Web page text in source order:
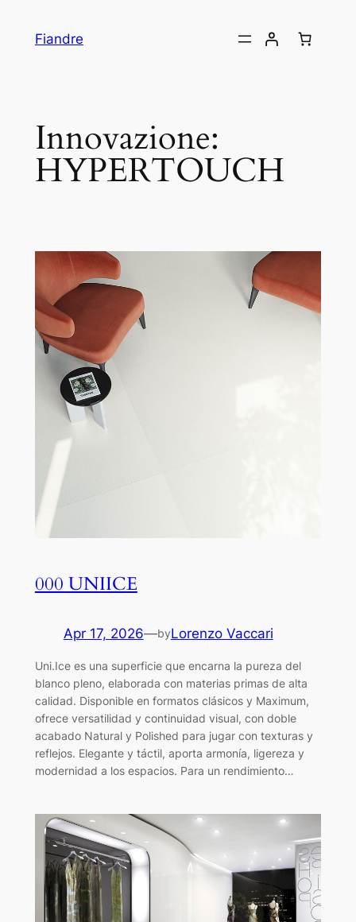
Fiandre
Innovazione:
HYPERTOUCH
000 UNIICE
Apr 17, 2026—byLorenzo Vaccari
Uni.Ice es una superficie que encarna la pureza del
blanco pleno, elaborada con materias primas de alta
calidad. Disponible en formatos clásicos y Maximum,
ofrece versatilidad y continuidad visual, con doble
acabado Natural y Polished para jugar con texturas y
reflejos. Elegante y táctil, aporta armonía, ligereza y
modernidad a los espacios. Para un rendimiento…